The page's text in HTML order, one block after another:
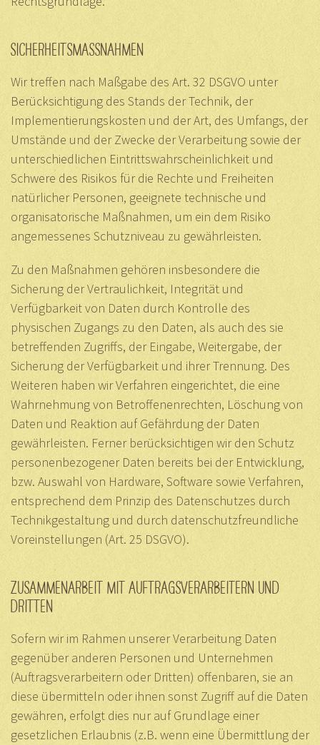
SICHERHEITSMASSNAHMEN
Wir treffen nach Maßgabe des Art. 32 DSGVO unter
Berücksichtigung des Stands der Technik, der
Implementierungskosten und der Art, des Umfangs, der
Umstände und der Zwecke der Verarbeitung sowie der
unterschiedlichen Eintrittswahrscheinlichkeit und
Schwere des Risikos für die Rechte und Freiheiten
natürlicher Personen, geeignete technische und
organisatorische Maßnahmen, um ein dem Risiko
angemessenes Schutzniveau zu gewährleisten.
Zu den Maßnahmen gehören insbesondere die
Sicherung der Vertraulichkeit, Integrität und
Verfügbarkeit von Daten durch Kontrolle des
physischen Zugangs zu den Daten, als auch des sie
betreffenden Zugriffs, der Eingabe, Weitergabe, der
Sicherung der Verfügbarkeit und ihrer Trennung. Des
Weiteren haben wir Verfahren eingerichtet, die eine
Wahrnehmung von Betroffenenrechten, Löschung von
Daten und Reaktion auf Gefährdung der Daten
gewährleisten. Ferner berücksichtigen wir den Schutz
personenbezogener Daten bereits bei der Entwicklung,
bzw. Auswahl von Hardware, Software sowie Verfahren,
entsprechend dem Prinzip des Datenschutzes durch
Technikgestaltung und durch datenschutzfreundliche
Voreinstellungen (Art. 25 DSGVO).
ZUSAMMENARBEIT MIT AUFTRAGSVERARBEITERN UND
DRITTEN
Sofern wir im Rahmen unserer Verarbeitung Daten
gegenüber anderen Personen und Unternehmen
(Auftragsverarbeitern oder Dritten) offenbaren, sie an
diese übermitteln oder ihnen sonst Zugriff auf die Daten
gewähren, erfolgt dies nur auf Grundlage einer
gesetzlichen Erlaubnis (z.B. wenn eine Übermittlung der